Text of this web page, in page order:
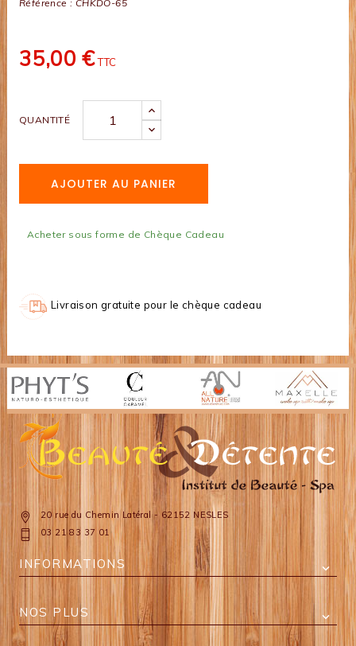
Référence : CHKDO-65
35,00 € TTC
QUANTITÉ
AJOUTER AU PANIER
Acheter sous forme de Chèque Cadeau
Livraison gratuite pour le chèque cadeau
20 rue du Chemin Latéral - 62152 NESLES
03 21 83 37 01
INFORMATIONS 
NOS PLUS 